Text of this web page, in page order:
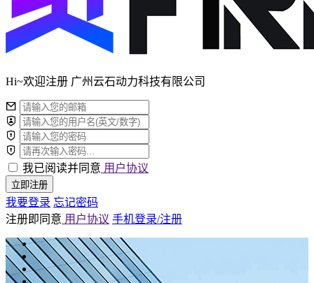
Hi~欢迎注册 广州云石动力科技有限公司
我已阅读并同意 用户协议
立即注册
我要登录 忘记密码
注册即同意 用户协议 手机登录/注册